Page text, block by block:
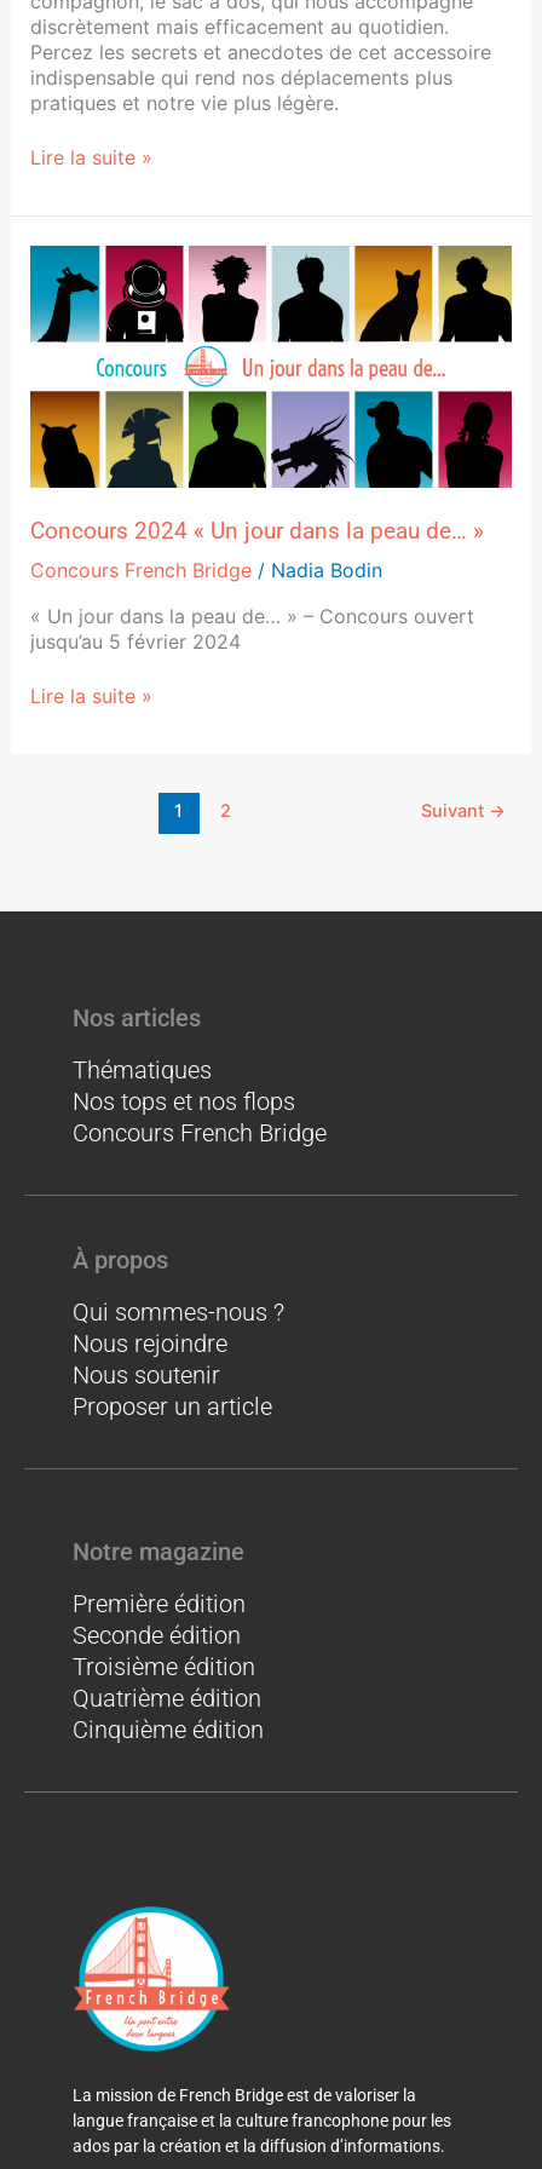
discrètement mais efficacement au quotidien.
Percez les secrets et anecdotes de cet accessoire
indispensable qui rend nos déplacements plus
pratiques et notre vie plus légère.
Lire la suite »
Concours 2024 « Un jour dans la peau de… »
Concours French Bridge/ Nadia Bodin
« Un jour dans la peau de… » – Concours ouvert
jusqu’au 5 février 2024
2024
« Un
jour
peau
de… »
Lire la suite »
1 2 Suivant →
Nos articles
Thématiques
Nos tops et nos flops
Concours French Bridge
À propos
Qui sommes-nous ?
Nous rejoindre
Nous soutenir
Proposer un article
Notre magazine
Première édition
Seconde édition
Troisième édition
Quatrième édition
Cinquième édition
La mission de French Bridge est de valoriser la
langue française et la culture francophone pour les
ados par la création et la diffusion d’informations.